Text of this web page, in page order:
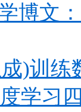
博文
)训练
学习